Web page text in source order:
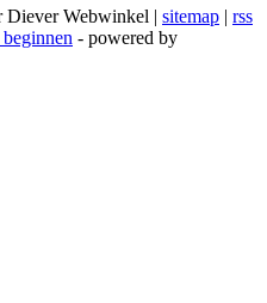
Diever Webwinkel | sitemap | rss
- powered by